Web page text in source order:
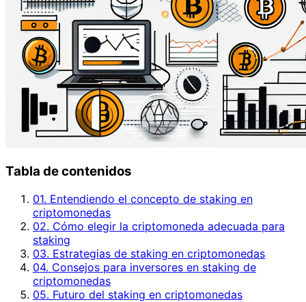
Tabla de contenidos
01. Entendiendo el concepto de staking en
criptomonedas
02. Cómo elegir la criptomoneda adecuada para
staking
03. Estrategias de staking en criptomonedas
04. Consejos para inversores en staking de
criptomonedas
05. Futuro del staking en criptomonedas